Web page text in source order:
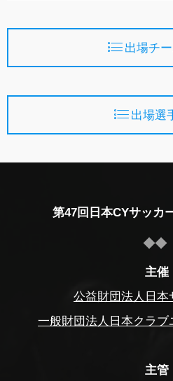
出場チ
出場選
第47回日本CYサッカ
主催
公益財団法人日本
一般財団法人日本クラブ
主管